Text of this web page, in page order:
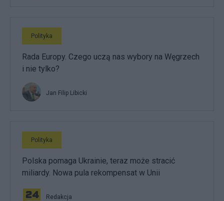
Polityka
Rada Europy. Czego uczą nas wybory na Węgrzech
i nie tylko?
Jan Filip Libicki
Polityka
Polska pomaga Ukrainie, teraz może stracić
miliardy. Nowa pula rekompensat w Unii
Redakcja